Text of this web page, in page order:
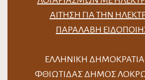
ΑΊΤΗΣΗ ΓΙΑ ΤΗΝ
ΠΑΡΑΛΑΒΉ
ΕΛΛΗΝΙΚΗ
ΦΘΙΩΤΙΔΑΣ ΔΗΜΟΣ